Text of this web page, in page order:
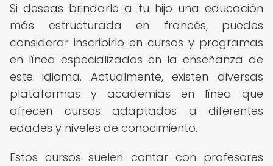
Si deseas brindarle a tu hijo una educación
más estructurada en francés, puedes
considerar inscribirlo en cursos y programas
en línea especializados en la enseñanza de
este idioma. Actualmente, existen diversas
plataformas y academias en línea que
ofrecen cursos adaptados a diferentes
edades y niveles de conocimiento.
Estos cursos suelen contar con profesores